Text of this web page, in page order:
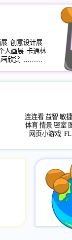
展 创意设计展
人画展 卡通林
欣赏 ………
连连看 益智 敏捷
体育 情景 密室
网页小游戏